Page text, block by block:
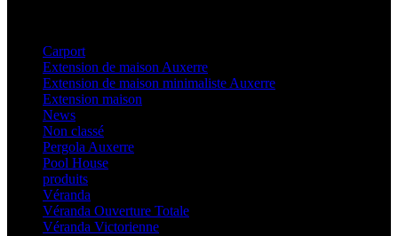
Carport
Extension de maison Auxerre
Extension de maison minimaliste Auxerre
Extension maison
News
Non classé
Pergola Auxerre
Pool House
produits
Véranda
Véranda Ouverture Totale
Véranda Victorienne